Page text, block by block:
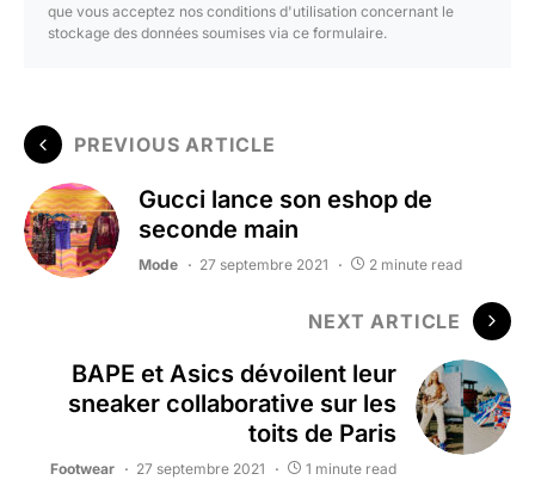
que vous acceptez nos conditions d'utilisation concernant le
stockage des données soumises via ce formulaire.
PREVIOUS ARTICLE
Gucci lance son eshop de
seconde main
Mode 27 septembre 2021 2 minute read
NEXT ARTICLE
BAPE et Asics dévoilent leur
sneaker collaborative sur les
toits de Paris
Footwear 27 septembre 2021 1 minute read